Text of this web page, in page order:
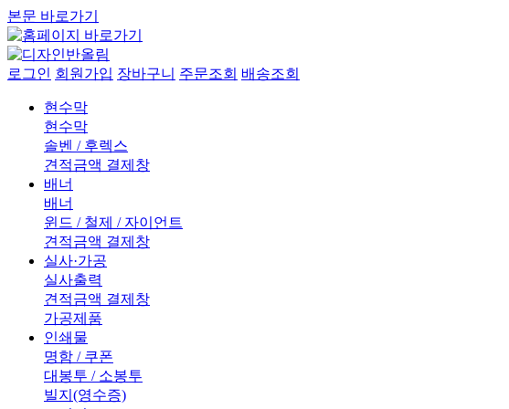
본문 바로가기
로그인 회원가입 장바구니 주문조회 배송조회
현수막
현수막
솔벤 / 후렉스
견적금액 결제창
배너
배너
윈드 / 철제 / 자이언트
견적금액 결제창
실사·가공
실사출력
견적금액 결제창
가공제품
인쇄물
명함 / 쿠폰
대봉투 / 소봉투
빌지(영수증)